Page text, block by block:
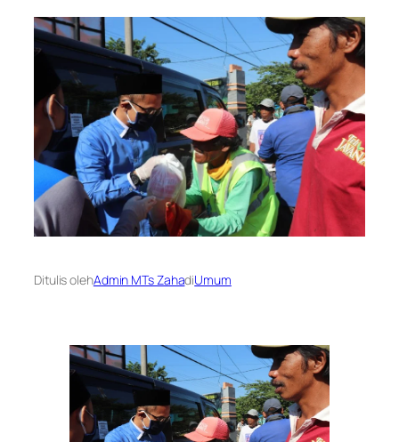
Ditulis olehAdmin MTs ZahadiUmum